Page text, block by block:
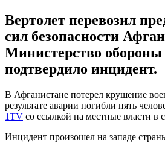
Вертолет перевозил
сил безопасности
Министерство
подтвердило инцидент.
В Афганистане потерел крушение
результате аварии погибли пять
1TV со ссылкой на местные власти в
Инцидент произошел на западе